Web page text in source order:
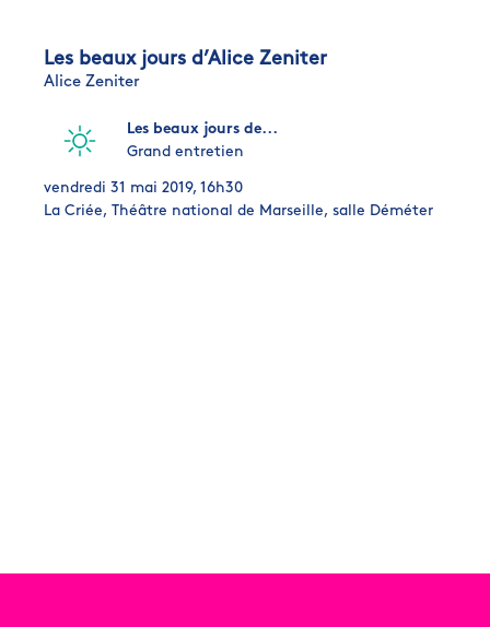
Les beaux jours d’Alice Zeniter
Alice Zeniter
Les beaux jours de...
Grand entretien
vendredi 31 mai 2019, 16h30
La Criée, Théâtre national de Marseille, salle Déméter